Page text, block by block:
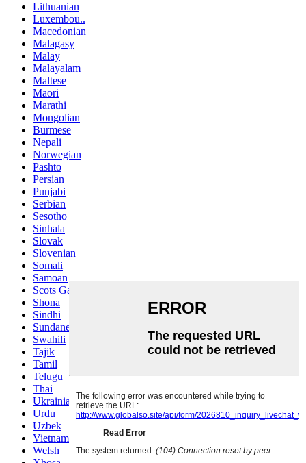
Lithuanian
Luxembou..
Macedonian
Malagasy
Malay
Malayalam
Maltese
Maori
Marathi
Mongolian
Burmese
Nepali
Norwegian
Pashto
Persian
Punjabi
Serbian
Sesotho
Sinhala
Slovak
Slovenian
Somali
Samoan
Scots Gaelic
Shona
Sindhi
Sundanese
Swahili
Tajik
Tamil
Telugu
Thai
Ukrainian
Urdu
Uzbek
Vietnamese
Welsh